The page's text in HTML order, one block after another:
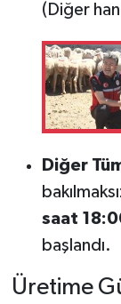
(Diğer
Diğer
saat
başlandı.
Üretime